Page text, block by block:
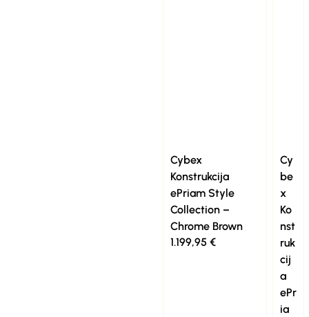
Cybex
Konstrukcija
ePriam Style
Collection –
Chrome Brown
1.199,95 €
Cy
be
x
Ko
nst
ruk
cij
a
ePr
ia